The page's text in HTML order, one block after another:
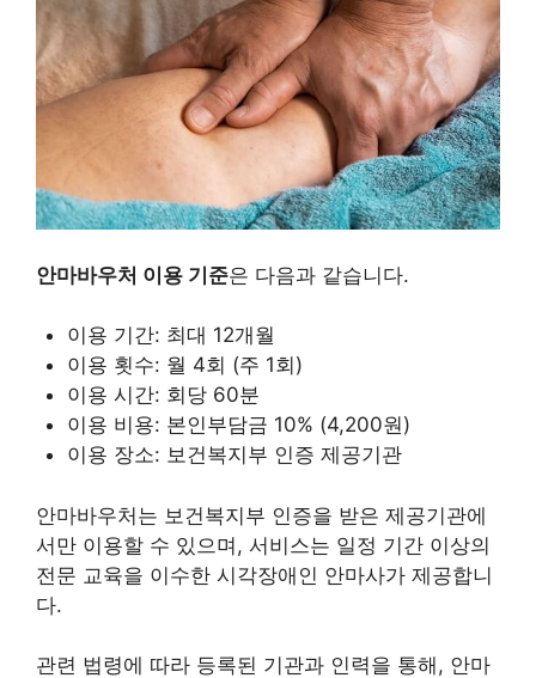
안마바우처 이용 기준은 다음과 같습니다.
이용 기간: 최대 12개월
이용 횟수: 월 4회 (주 1회)
이용 시간: 회당 60분
이용 비용: 본인부담금 10% (4,200원)
이용 장소: 보건복지부 인증 제공기관
안마바우처는 보건복지부 인증을 받은 제공기관에
서만 이용할 수 있으며, 서비스는 일정 기간 이상의
전문 교육을 이수한 시각장애인 안마사가 제공합니
다.
관련 법령에 따라 등록된 기관과 인력을 통해, 안마